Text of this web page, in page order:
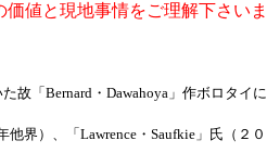
値と現地事情をご理解下さいま
故「Bernard・Dawahoya」作ボロタイに
界）、「Lawrence・Saufkie」氏（２０